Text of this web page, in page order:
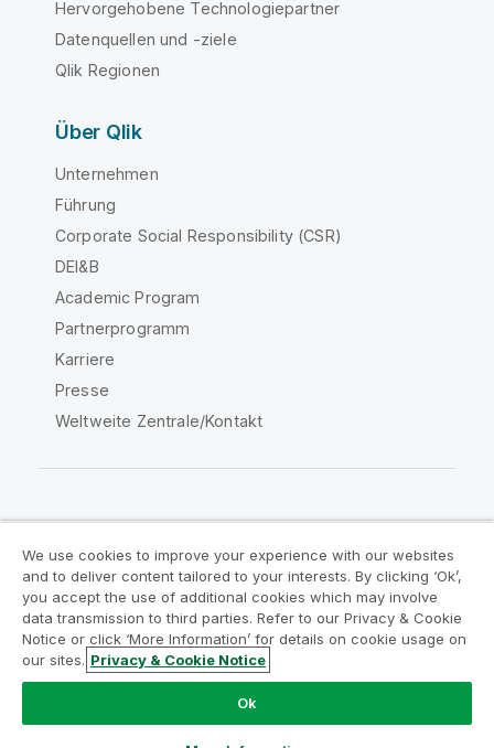
Hervorgehobene Technologiepartner
Datenquellen und -ziele
Qlik Regionen
Über Qlik
Unternehmen
Führung
Corporate Social Responsibility (CSR)
DEI&B
Academic Program
Partnerprogramm
Karriere
Presse
Weltweite Zentrale/Kontakt
Rechtliche Vereinbarungen
Produktbedingungen
Legal Policies
Legal Policies
Benutzungsbedingungen
Marken
Do Not Share My Info
Copyright © 1993-2026 QlikTech International AB. Alle
We use cookies to improve your experience with our websites
and to deliver content tailored to your interests. By clicking ‘Ok’,
you accept the use of additional cookies which may involve
data transmission to third parties. Refer to our Privacy & Cookie
Notice or click ‘More Information’ for details on cookie usage on
our sites. Privacy & Cookie Notice
Ok